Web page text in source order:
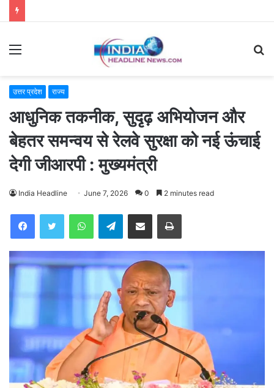
Menu
उत्तर प्रदेश राज्य
आधुनिक तकनीक, सुदृढ़ अभियोजन और
बेहतर समन्वय से रेलवे सुरक्षा को नई ऊंचाई
देगी जीआरपी : मुख्यमंत्री
India Headline June 7, 2026 0 2 minutes read
WhatsAppTelegramShare via Email Print